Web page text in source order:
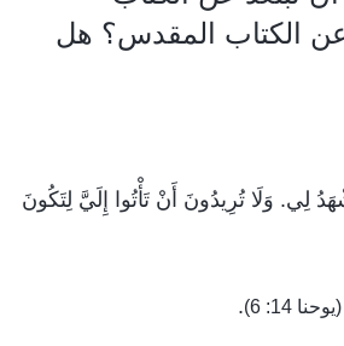
عن الكتاب المقدس؟ هل
لِي. وَلَا تُرِيدُونَ أَنْ تَأْتُوا إِلَيَّ لِتَكُونَ
(يوحنا 14: 6) .